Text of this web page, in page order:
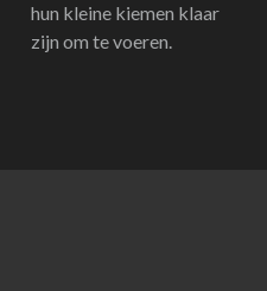
hun kleine kiemen klaar
zijn om te voeren.